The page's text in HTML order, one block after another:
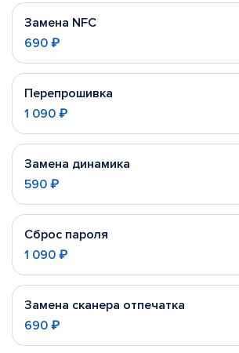
Замена NFC
690 ₽
Перепрошивка
1 090 ₽
Замена динамика
590 ₽
Сброс пароля
1 090 ₽
Замена сканера отпечатка
690 ₽